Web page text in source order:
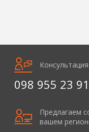
098 955 23 91
Предлагаем
вашем